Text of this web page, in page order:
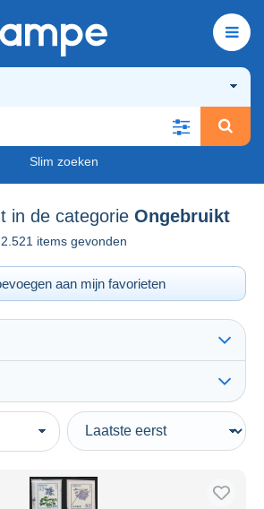
Slim zoeken
in de categorie Ongebruikt
2.521 items gevonden
aan mijn favorieten
biedingen